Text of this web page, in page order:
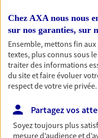
Nos offres
Réalisez vos projets
immobilier, études
du monde…
Chez AXA nous nous
sur nos garanties, sur
Ensemble, mettons fin
textes, plus connus sous
traiter des informations
du site et faire évoluer
respect de votre vie privée.
Partagez vos
Soyez toujours plus
mesure d’audience et